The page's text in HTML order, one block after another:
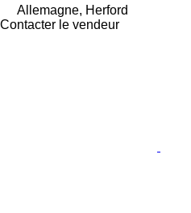
Allemagne, Herford
Contacter le vendeur